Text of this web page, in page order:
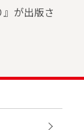
』が出版さ